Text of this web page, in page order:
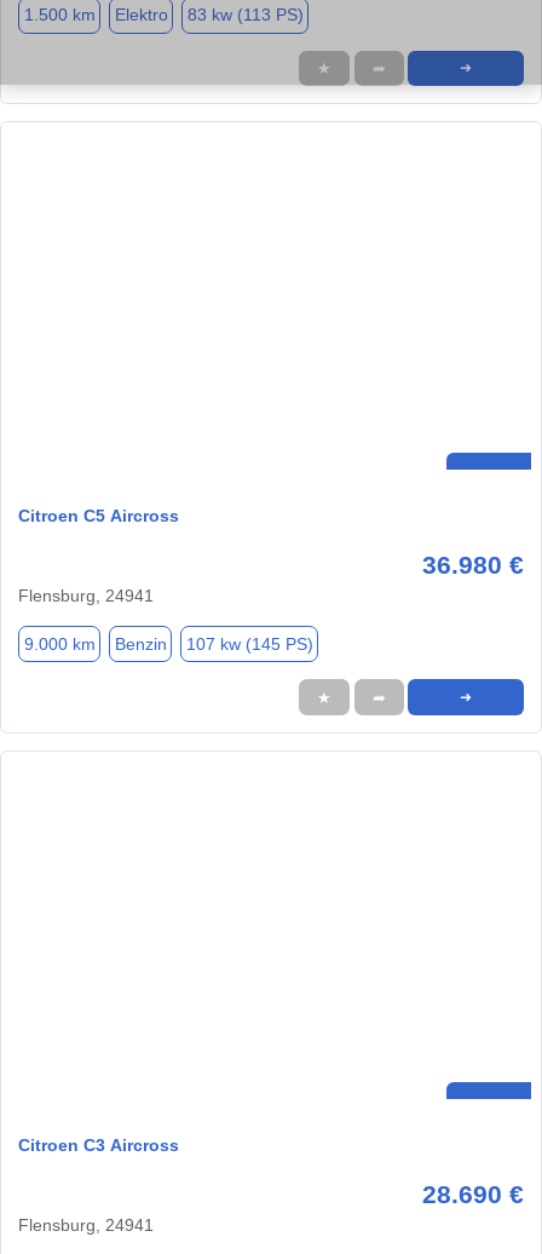
1.500 km Elektro 83 kw (113 PS)
★ ➦ ➜
Citroen C5 Aircross
36.980 €
Flensburg, 24941
9.000 km Benzin 107 kw (145 PS)
★ ➦ ➜
Citroen C3 Aircross
28.690 €
Flensburg, 24941